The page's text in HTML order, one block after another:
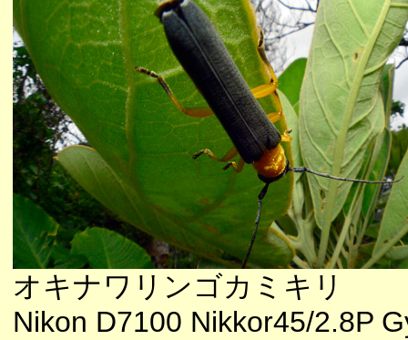
オキナワリンゴカミキリ
Nikon D7100 Nikkor45/2.8P